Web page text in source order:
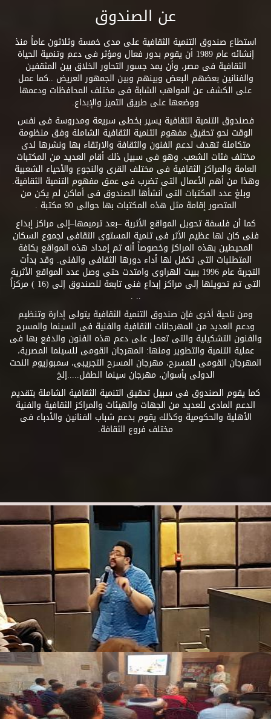
عن الصندوق
استطاع صندوق التنمية الثقافية على مدى خمسة وثلاثون عاماً منذ
إنشائه عام 1989 أن يقوم بدور فعال ومؤثر فى دعم وتنمية الحياة
الثقافية فى مصر، وأن يمد جسور التحاور الخلاق بين المثقفين
والفنانين بعضهم البعض وبينهم وبين الجمهور العريض ..كما عمل
على الكشف عن المواهب الشابة فى مختلف المحافظات ودعمها
ووضعها على طريق التميز والإبداع.
فصندوق التنمية الثقافية يسير بخطى سريعة ومدروسة فى نفس
الوقت نحو تحقيق مفهوم التنمية الثقافية الشاملة وفق منظومة
متكاملة تهدف لدعم الفنون والثقافة والارتقاء بها ونشرها لدى
مختلف فئات الشعب. وهو فى سبيل ذلك أقام العديد من المكتبات
العامة والمراكز الثقافية فى مختلف القرى والنجوع والأحياء الشعبية
وهذا من أهم الأعمال التى تضرب فى عمق مفهوم التنمية الثقافية.
وبلغ عدد المكتبات التى أنشأها الصندوق فى أماكن لم يكن من
المتصور إقامة مثل هذه المكتبات بها حوالى 90 مكتبة .
كما أن فلسفة تحويل المواقع الأثرية –بعد ترميمها–إلى مراكز إبداع
فنى كان لها عظيم الأثر فى تنمية المستوى الثقافى لجموع السكان
المحيطين بهذه المراكز وخصوصاً أنه تم إمداد هذه المواقع بكافة
المتطلبات التى تكفل لها أداء دورها الثقافى والفنى. وقد بدأت
التجربة عام 1996 ببيت الهراوى وامتدت حتى وصل عدد المواقع الأثرية
التى تم تحويلها إلى مراكز إبداع فنى تابعة للصندوق إلى (16 ) مركزاً
.. .
ومن ناحية أخرى فإن صندوق التنمية الثقافية يتولى إدارة وتنظيم
ودعم العديد من المهرجانات الثقافية والفنية فى السينما والمسرح
والفنون التشكيلية والتى تعمل على دعم هذه الفنون والدفع بها فى
عملية التنمية والتطوير ومنها: المهرجان القومى للسينما المصرية،
المهرجان القومى للمسرح، مهرجان المسرح التجريبى، سمبوزيوم النحت
الدولى بأسوان، مهرجان سينما الطفل.....إلخ
كما يقوم الصندوق فى سبيل تحقيق التنمية الثقافية الشاملة بتقديم
الدعم المادى للعديد من الجهات والهيئات والمراكز الثقافية والفنية
الأهلية والحكومية وكذلك يقوم بدعم شباب الفنانين والأدباء فى
مختلف فروع الثقافة.